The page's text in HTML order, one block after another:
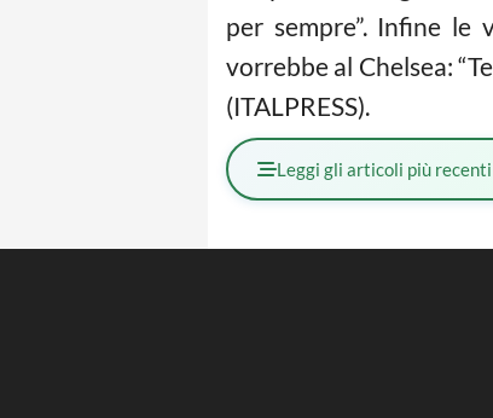
per sempre”. Infine
vorrebbe al Chelsea:
(ITALPRESS).
Leggi gli articoli più